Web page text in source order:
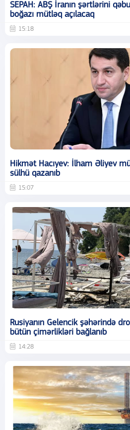
SEPAH: ABŞ İranın şərtlərini
boğazı mütləq açılacaq
15:18
Hikmət Hacıyev: İlham Əliyev
sülhü qazanıb
15:07
Rusiyanın Gelencik şəhərində
bütün çimərlikləri bağlanıb
14:28